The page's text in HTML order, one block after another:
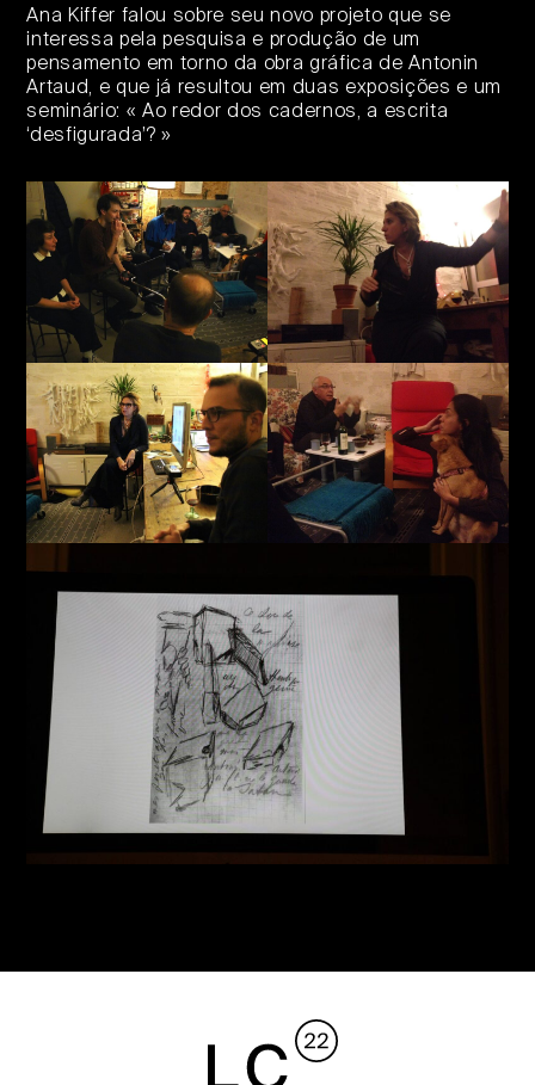
Ana Kiffer falou sobre seu novo projeto que se
interessa pela pesquisa e produção de um
pensamento em torno da obra gráfica de Antonin
Artaud, e que já resultou em duas exposições e um
seminário: « Ao redor dos cadernos, a escrita
‘desfigurada’? »